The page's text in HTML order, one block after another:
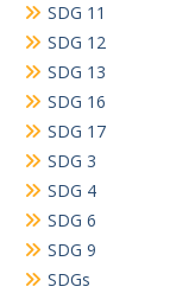
SDG 11
SDG 12
SDG 13
SDG 16
SDG 17
SDG 3
SDG 4
SDG 6
SDG 9
SDGs